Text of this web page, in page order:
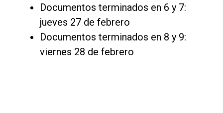
Documentos terminados en 6 y 7:
jueves 27 de febrero
Documentos terminados en 8 y 9:
viernes 28 de febrero